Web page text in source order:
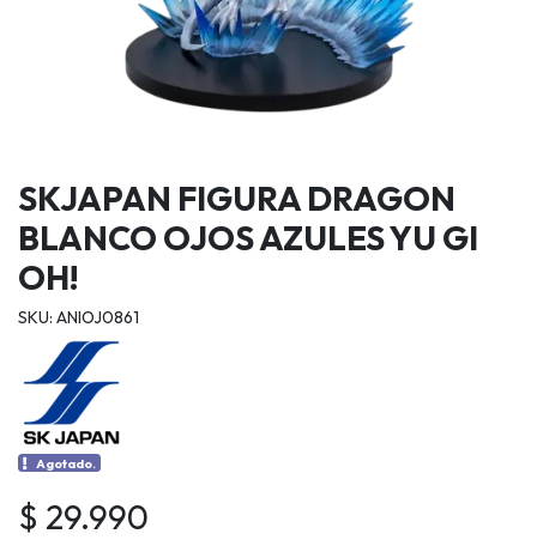
SKJAPAN FIGURA DRAGON
BLANCO OJOS AZULES YU GI
OH!
SKU: ANIOJ0861
Agotado.
$ 29.990